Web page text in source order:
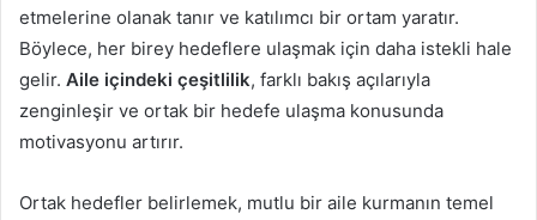
etmelerine olanak tanır ve katılımcı bir ortam yaratır.
Böylece, her birey hedeflere ulaşmak için daha istekli hale
gelir. Aile içindeki çeşitlilik, farklı bakış açılarıyla
zenginleşir ve ortak bir hedefe ulaşma konusunda
motivasyonu artırır.
Ortak hedefler belirlemek, mutlu bir aile kurmanın temel